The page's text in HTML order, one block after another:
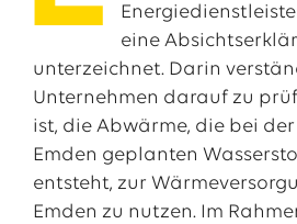
eine
unterzeichnet. Darin
Unternehmen darauf zu
ist, die Abwärme, die bei der
Emden geplanten
entsteht, zur
Emden zu nutzen. Im